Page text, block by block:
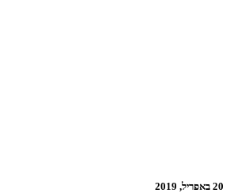
20 באפריל, 2019